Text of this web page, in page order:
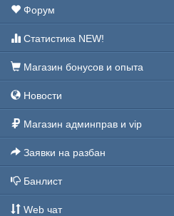
Форум
Статистика NEW!
Магазин бонусов и опыта
Новости
Магазин админправ и vip
Заявки на разбан
Банлист
Web чат